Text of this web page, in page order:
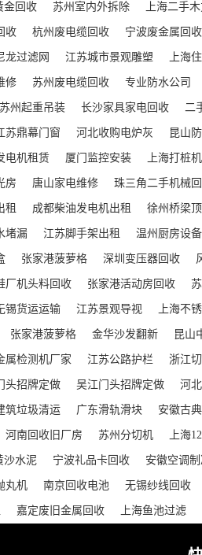
金回收 苏州室内外拆除 上海二手
收 杭州废电缆回收 宁波废金属回收
龙过滤网 江苏城市景观雕塑 上海
修 苏州废电缆回收 专业防水公司
苏州起重吊装 长沙家具家电回收 二
苏鼎幕门窗 河北收购电炉灰 昆山
电机租赁 厦门监控安装 上海打桩
房 唐山家电维修 珠三角二手机械
租 成都柴油发电机出租 徐州桥梁
堵漏 江苏脚手架出租 温州厨房设
张家港菠萝格 深圳变压器回收
厂机头料回收 张家港活动房回收
锡货运运输 江苏景观导视 上海不
张家港菠萝格 金华沙发翻新 昆山
属检测机厂家 江苏公路护栏 浙江
头招牌定做 吴江门头招牌定做 河
筑垃圾清运 广东滑轨滑块 安徽古
河南回收旧厂房 苏州分切机 上海
沙水泥 宁波礼品卡回收 安徽空调
丸机 南京回收电池 无锡纱线回收
嘉定废旧金属回收 上海鱼池过滤